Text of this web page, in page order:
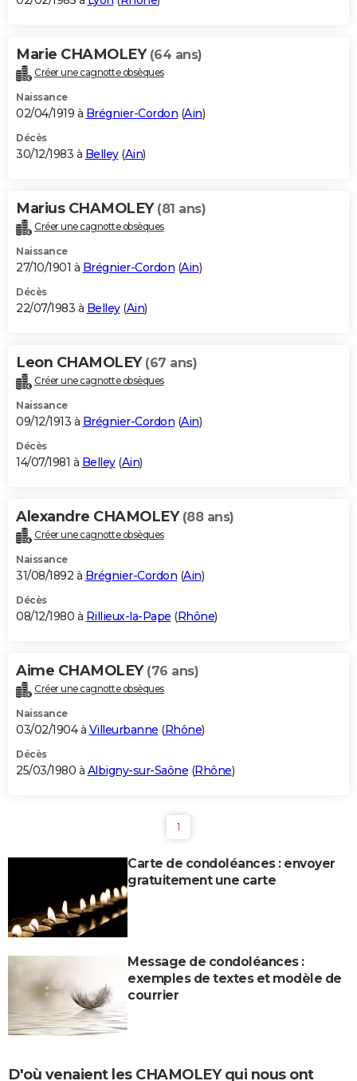
Marie CHAMOLEY (64 ans)
Créer une cagnotte obsèques
Naissance
02/04/1919 à Brégnier-Cordon (Ain)
Décès
30/12/1983 à Belley(Ain)
Marius CHAMOLEY (81 ans)
Créer une cagnotte obsèques
Naissance
27/10/1901 à Brégnier-Cordon (Ain)
Décès
22/07/1983 à Belley(Ain)
Leon CHAMOLEY (67 ans)
Créer une cagnotte obsèques
Naissance
09/12/1913 à Brégnier-Cordon (Ain)
Décès
14/07/1981 à Belley(Ain)
Alexandre CHAMOLEY (88 ans)
Créer une cagnotte obsèques
Naissance
31/08/1892 à Brégnier-Cordon (Ain)
Décès
08/12/1980 à Rillieux-la-Pape (Rhône)
Aime CHAMOLEY (76 ans)
Créer une cagnotte obsèques
Naissance
03/02/1904 à Villeurbanne (Rhône)
Décès
25/03/1980 à Albigny-sur-Saône (Rhône)
1
Carte de condoléances : envoyer
gratuitement une carte
Message de condoléances :
exemples de textes et modèle de
courrier
D'où venaient les CHAMOLEY qui nous ont